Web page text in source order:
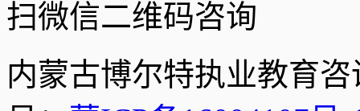
扫微信二维码咨询
内蒙古博尔特执业教育